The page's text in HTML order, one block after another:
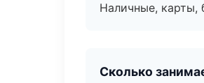
Наличные, карты,
Сколько